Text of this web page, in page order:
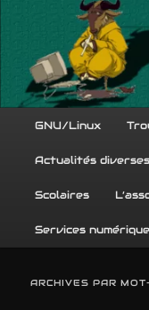
GNU/Linux
Actualités diverses
Scolaires
Services
ARCHIVES PAR